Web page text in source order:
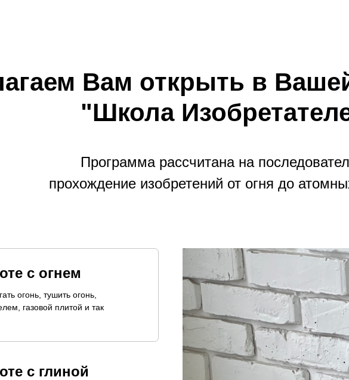
Вам открыть в
"Школа
Программа рассчитана на
прохождение изобретений от огня до
с огнем
огонь, тушить огонь,
газовой плитой и так
с глиной